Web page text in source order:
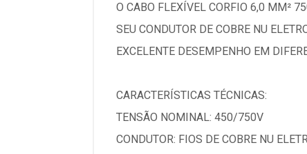
O CABO FLEXÍVEL CORFIO 6,0 MM²
SEU CONDUTOR DE COBRE NU
EXCELENTE DESEMPENHO EM
CARACTERÍSTICAS TÉCNICAS:
TENSÃO NOMINAL: 450/750V
CONDUTOR: FIOS DE COBRE NU